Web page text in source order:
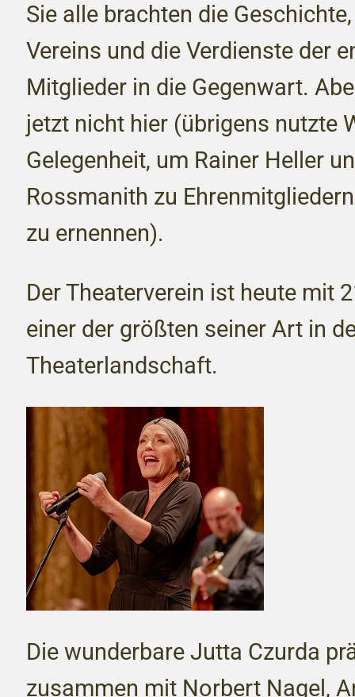
Sie alle brachten die
Vereins und die Verdienste der
Mitglieder in die Gegenwart.
jetzt nicht hier (übrigens nutzte
Gelegenheit, um Rainer Heller
Rossmanith zu
zu ernennen).
Der Theaterverein ist heute mit
einer der größten seiner Art in
Theaterlandschaft.
Die wunderbare Jutta Czurda
zusammen mit Norbert Nagel,